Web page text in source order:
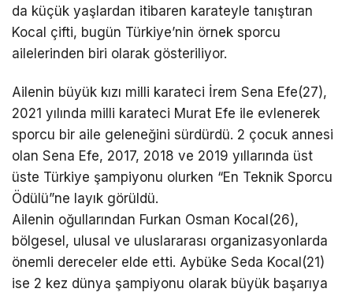
da küçük yaşlardan itibaren karateyle tanıştıran
Kocal çifti, bugün Türkiye’nin örnek sporcu
ailelerinden biri olarak gösteriliyor.
Ailenin büyük kızı milli karateci İrem Sena Efe(27),
2021 yılında milli karateci Murat Efe ile evlenerek
sporcu bir aile geleneğini sürdürdü. 2 çocuk annesi
olan Sena Efe, 2017, 2018 ve 2019 yıllarında üst
üste Türkiye şampiyonu olurken “En Teknik Sporcu
Ödülü”ne layık görüldü.
Ailenin oğullarından Furkan Osman Kocal(26),
bölgesel, ulusal ve uluslararası organizasyonlarda
önemli dereceler elde etti. Aybüke Seda Kocal(21)
ise 2 kez dünya şampiyonu olarak büyük başarıya